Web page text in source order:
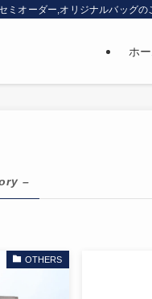
ミオーダー,オリジナルバッグの
ホ
–
OTHERS